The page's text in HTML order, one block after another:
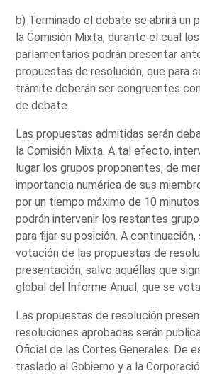
b) Terminado el debate se abrirá un
la Comisión Mixta, durante el cual
parlamentarios podrán presentar
propuestas de resolución, que para
trámite deberán ser congruentes
de debate.
Las propuestas admitidas serán
la Comisión Mixta. A tal efecto,
lugar los grupos proponentes, de
importancia numérica de sus
por un tiempo máximo de 10
podrán intervenir los restantes
para fijar su posición. A
votación de las propuestas de
presentación, salvo aquéllas que
global del Informe Anual, que se
Las propuestas de resolución
resoluciones aprobadas serán
Oficial de las Cortes Generales. De
traslado al Gobierno y a la